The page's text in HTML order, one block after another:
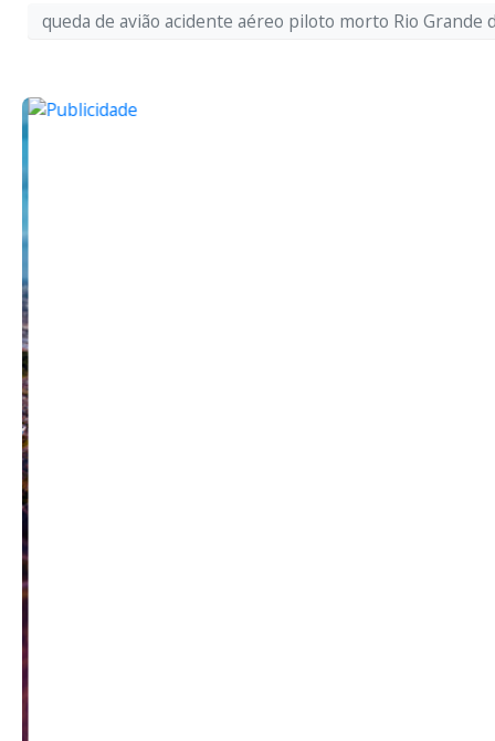
queda de avião acidente aéreo piloto morto Rio